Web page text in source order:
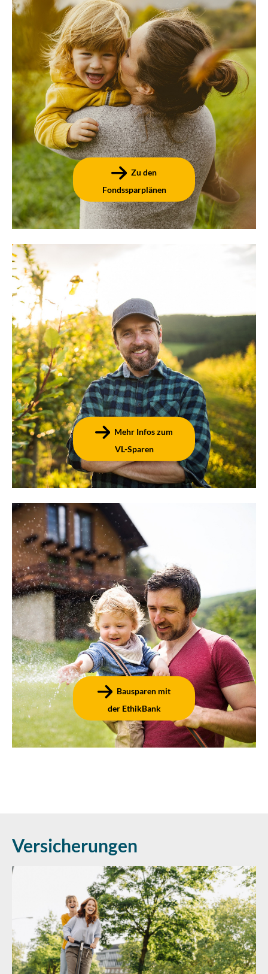
Fondssparplan
Investieren Sie mithilfe der EthikBank regelmäßig in
ausgewählte Fonds – fragen Sie uns gern nach unseren
nachhaltigen Angeboten !
Zu den
Fondssparplänen
VL-Sparen
Der klassische Banksparplan zur Anlage
vermögenswirksamer Leistungen – mit 100-
prozentiger Kapitalgarantie!
Mehr Infos zum
VL-Sparen
Bausparen
Mit einem Bausparvertrag können Sie den Grundstein
für die eigenen vier Wände legen – und sich dabei einen
niedrigen Darlehenszins sichern und von staatlicher
Förderung profitieren!
Bausparen mit
der EthikBank
Versicherungen